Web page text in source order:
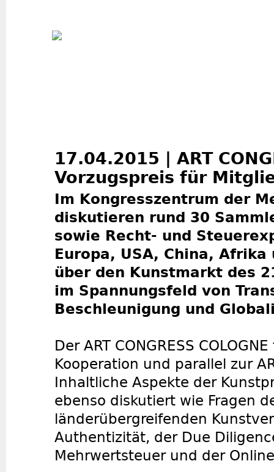
17.04.2015 | ART
Vorzugspreis für
Im Kongresszentrum der
diskutieren rund 30
sowie Recht- und
Europa, USA, China, Afrika
über den Kunstmarkt des
im Spannungsfeld von
Beschleunigung und
Der ART CONGRESS
Kooperation und parallel zur
Inhaltliche Aspekte der
ebenso diskutiert wie Fragen
länderübergreifenden
Authentizität, der Due
Mehrwertsteuer und der